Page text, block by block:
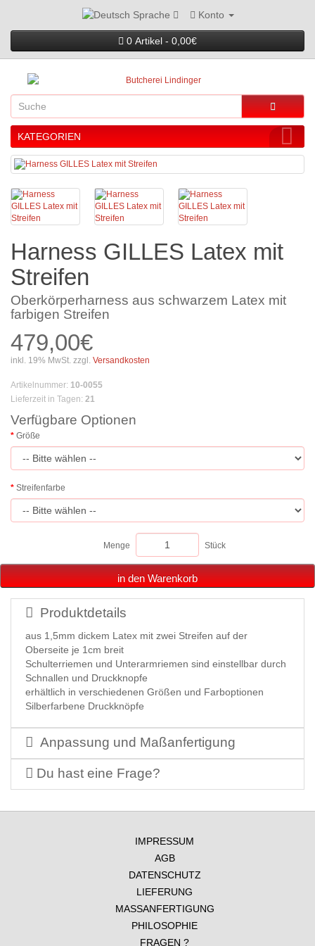
Sprache Konto
0 Artikel - 0,00€
KATEGORIEN
Harness GILLES Latex mit
Streifen
Oberkörperharness aus schwarzem Latex mit
farbigen Streifen
479,00€
inkl. 19% MwSt. zzgl. Versandkosten
Artikelnummer: 10-0055
Lieferzeit in Tagen: 21
Verfügbare Optionen
Größe
Streifenfarbe
Menge Stück
in den Warenkorb
Produktdetails
aus 1,5mm dickem Latex mit zwei Streifen auf der
Oberseite je 1cm breit
Schulterriemen und Unterarmriemen sind einstellbar durch
Schnallen und Druckknopfe
erhältlich in verschiedenen Größen und Farboptionen
Silberfarbene Druckknöpfe
Anpassung und Maßanfertigung
Du hast eine Frage?
IMPRESSUM
AGB
DATENSCHUTZ
LIEFERUNG
MASSANFERTIGUNG
PHILOSOPHIE
FRAGEN ?